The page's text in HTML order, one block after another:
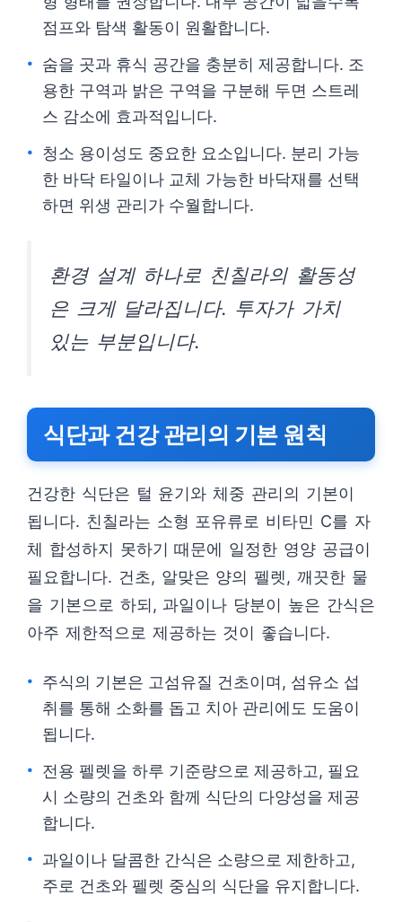
점프와 탐색 활동이 원활합니다.
숨을 곳과 휴식 공간을 충분히 제공합니다. 조
용한 구역과 밝은 구역을 구분해 두면 스트레
스 감소에 효과적입니다.
청소 용이성도 중요한 요소입니다. 분리 가능
한 바닥 타일이나 교체 가능한 바닥재를 선택
하면 위생 관리가 수월합니다.
환경 설계 하나로 친칠라의 활동성
은 크게 달라집니다. 투자가 가치
있는 부분입니다.
식단과 건강 관리의 기본 원칙
건강한 식단은 털 윤기와 체중 관리의 기본이
됩니다. 친칠라는 소형 포유류로 비타민 C를 자
체 합성하지 못하기 때문에 일정한 영양 공급이
필요합니다. 건초, 알맞은 양의 펠렛, 깨끗한 물
을 기본으로 하되, 과일이나 당분이 높은 간식은
아주 제한적으로 제공하는 것이 좋습니다.
주식의 기본은 고섬유질 건초이며, 섬유소 섭
취를 통해 소화를 돕고 치아 관리에도 도움이
됩니다.
전용 펠렛을 하루 기준량으로 제공하고, 필요
시 소량의 건초와 함께 식단의 다양성을 제공
합니다.
과일이나 달콤한 간식은 소량으로 제한하고,
주로 건초와 펠렛 중심의 식단을 유지합니다.